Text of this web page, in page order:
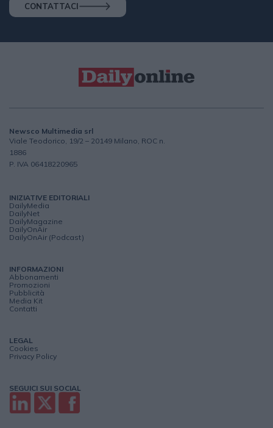
CONTATTACI
Newsco Multimedia srl
Viale Teodorico, 19/2 – 20149 Milano, ROC n.
1886
P. IVA 06418220965
INIZIATIVE EDITORIALI
DailyMedia
DailyNet
DailyMagazine
DailyOnAir
DailyOnAir (Podcast)
INFORMAZIONI
Abbonamenti
Promozioni
Pubblicità
Media Kit
Contatti
LEGAL
Cookies
Privacy Policy
SEGUICI SUI SOCIAL